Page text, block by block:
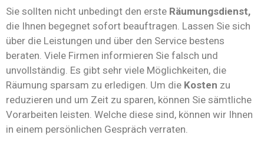
Sie sollten nicht unbedingt den erste Räumungsdienst,
die Ihnen begegnet sofort beauftragen. Lassen Sie sich
über die Leistungen und über den Service bestens
beraten. Viele Firmen informieren Sie falsch und
unvollständig. Es gibt sehr viele Möglichkeiten, die
Räumung sparsam zu erledigen. Um die Kosten zu
reduzieren und um Zeit zu sparen, können Sie sämtliche
Vorarbeiten leisten. Welche diese sind, können wir Ihnen
in einem persönlichen Gespräch verraten.